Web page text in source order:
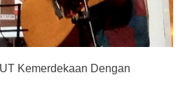
Kemerdekaan Dengan